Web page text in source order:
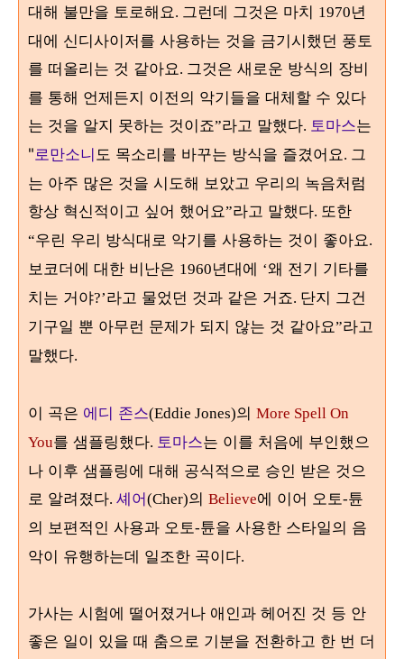
대해 불만을 토로해요. 그런데 그것은 마치 1970년
대에 신디사이저를 사용하는 것을 금기시했던 풍토
를 떠올리는 것 같아요. 그것은 새로운 방식의 장비
를 통해 언제든지 이전의 악기들을 대체할 수 있다
는 것을 알지 못하는 것이죠”라고 말했다. 토마스는
"로만소니 도 목소리를 바꾸는 방식을 즐겼어요. 그
는 아주 많은 것을 시도해 보았고 우리의 녹음처럼
항상 혁신적이고 싶어 했어요”라고 말했다. 또한
“우린 우리 방식대로 악기를 사용하는 것이 좋아요.
보코더에 대한 비난은 1960년대에 ‘왜 전기 기타를
치는 거야?’라고 물었던 것과 같은 거죠. 단지 그건
기구일 뿐 아무런 문제가 되지 않는 것 같아요”라고
말했다.
이 곡은 에디 존스(Eddie Jones)의 More Spell On
You를 샘플링했다. 토마스는 이를 처음에 부인했으
나 이후 샘플링에 대해 공식적으로 승인 받은 것으
로 알려졌다. 셰어(Cher)의 Believe에 이어 오토-튠
의 보편적인 사용과 오토-튠을 사용한 스타일의 음
악이 유행하는데 일조한 곡이다.
가사는 시험에 떨어졌거나 애인과 헤어진 것 등 안
좋은 일이 있을 때 춤으로 기분을 전환하고 한 번 더